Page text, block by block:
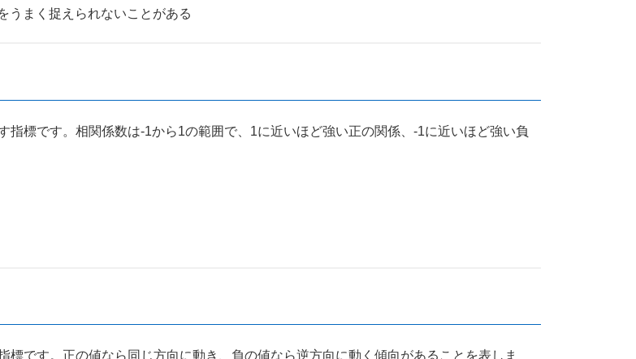
うまく捉えられないことがある
指標です。相関係数は-1から1の範囲で、1に近いほど強い正の関係、-1に近いほど強い負
標です。正の値なら同じ方向に動き、負の値なら逆方向に動く傾向があることを表しま